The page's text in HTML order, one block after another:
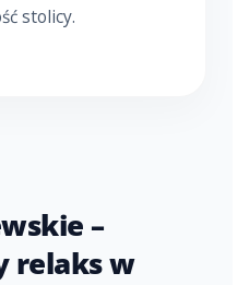
stolicy.
–
relaks w